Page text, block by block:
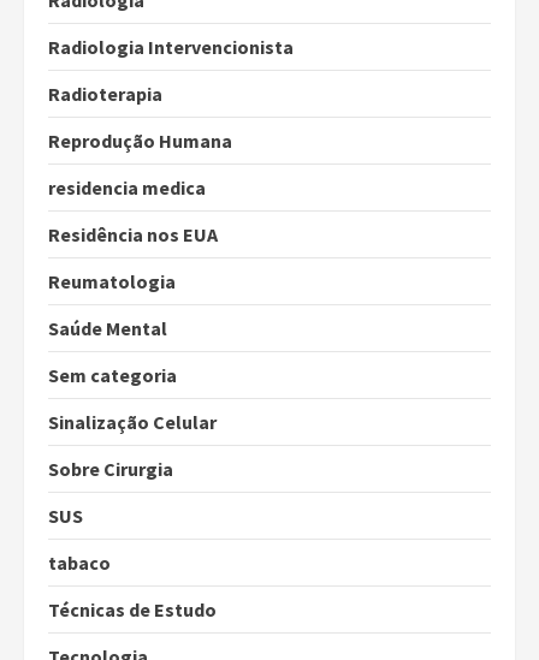
Radiologia Intervencionista
Radioterapia
Reprodução Humana
residencia medica
Residência nos EUA
Reumatologia
Saúde Mental
Sem categoria
Sinalização Celular
Sobre Cirurgia
SUS
tabaco
Técnicas de Estudo